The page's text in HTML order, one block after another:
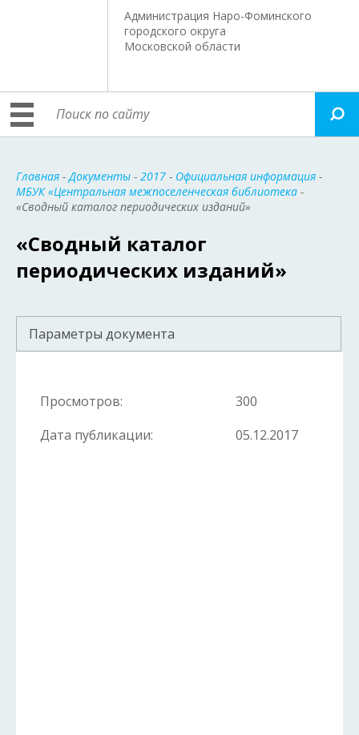
Администрация Наро-Фоминского
городского округа
Московской области
Главная -Документы - 2017 - Официальная информация -
МБУК «Центральная межпоселенческая библиотека -
«Сводный каталог периодических изданий»
«Сводный каталог
периодических изданий»
Параметры документа
Просмотров:
300
Дата публикации:
05.12.2017